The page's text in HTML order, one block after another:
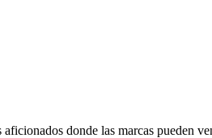
donde las marcas pueden